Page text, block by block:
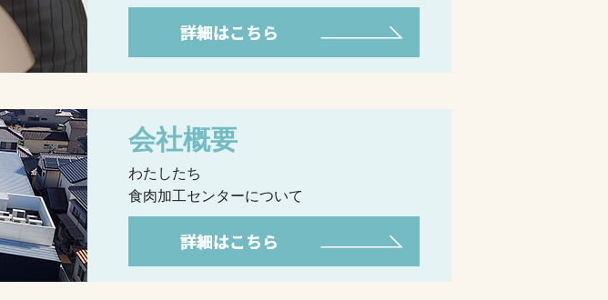
会社概要
わたしたち
食肉加工センターについて